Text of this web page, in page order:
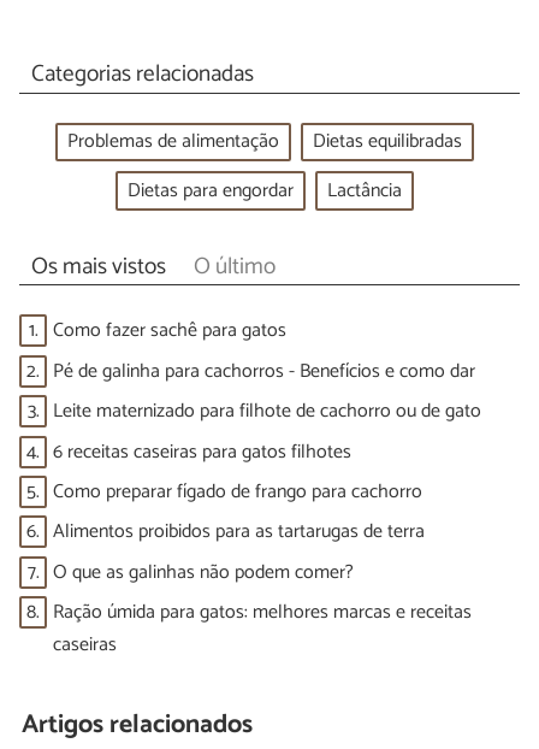
Categorias relacionadas
Problemas de alimentação
Dietas equilibradas
Dietas para engordar
Lactância
Os mais vistos O último
1. Como fazer sachê para gatos
2. Pé de galinha para cachorros - Benefícios e como dar
3. Leite maternizado para filhote de cachorro ou de gato
4. 6 receitas caseiras para gatos filhotes
5. Como preparar fígado de frango para cachorro
6. Alimentos proibidos para as tartarugas de terra
7. O que as galinhas não podem comer?
8. Ração úmida para gatos: melhores marcas e receitas
caseiras
Artigos relacionados